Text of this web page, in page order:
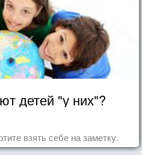
детей "у них"?
взять себе на заметку.